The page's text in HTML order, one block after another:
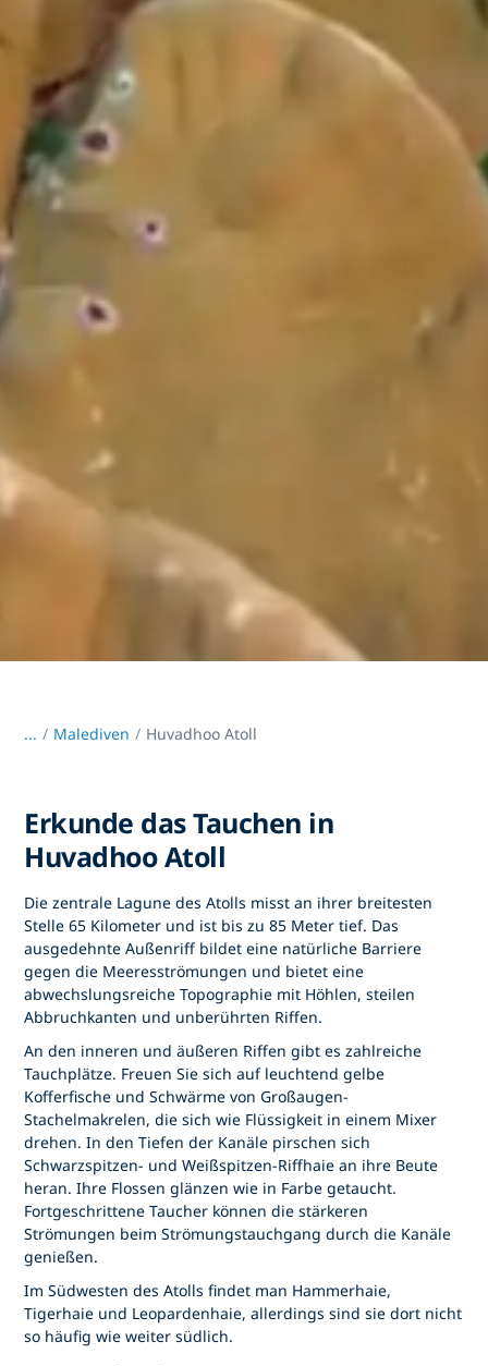
... / Malediven Huvadhoo Atoll
Erkunde das Tauchen in
Huvadhoo Atoll
Die zentrale Lagune des Atolls misst an ihrer breitesten
Stelle 65 Kilometer und ist bis zu 85 Meter tief. Das
ausgedehnte Außenriff bildet eine natürliche Barriere
gegen die Meeresströmungen und bietet eine
abwechslungsreiche Topographie mit Höhlen, steilen
Abbruchkanten und unberührten Riffen.
An den inneren und äußeren Riffen gibt es zahlreiche
Tauchplätze. Freuen Sie sich auf leuchtend gelbe
Kofferfische und Schwärme von Großaugen-
Stachelmakrelen, die sich wie Flüssigkeit in einem Mixer
drehen. In den Tiefen der Kanäle pirschen sich
Schwarzspitzen- und Weißspitzen-Riffhaie an ihre Beute
heran. Ihre Flossen glänzen wie in Farbe getaucht.
Fortgeschrittene Taucher können die stärkeren
Strömungen beim Strömungstauchgang durch die Kanäle
genießen.
Im Südwesten des Atolls findet man Hammerhaie,
Tigerhaie und Leopardenhaie, allerdings sind sie dort nicht
so häufig wie weiter südlich.